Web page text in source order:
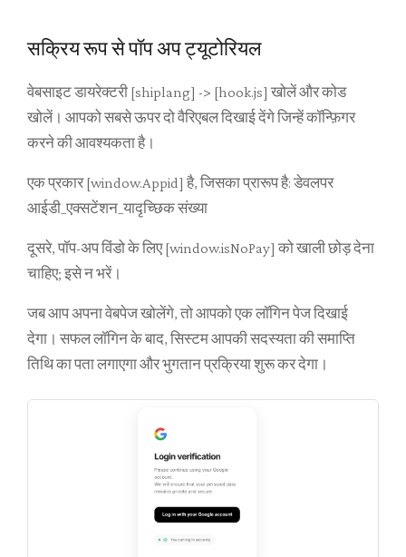
सक्रिय रूप से पॉप अप ट्यूटोरियल
वेबसाइट डायरेक्टरी [shiplang] -> [hook.js] खोलें और कोड
खोलें। आपको सबसे ऊपर दो वैरिएबल दिखाई देंगे जिन्हें कॉन्फ़िगर
करने की आवश्यकता है।
एक प्रकार [window.Appid] है, जिसका प्रारूप है: डेवलपर
आईडी_एक्सटेंशन_यादृच्छिक संख्या
दूसरे, पॉप-अप विंडो के लिए [window.isNoPay] को खाली छोड़ देना
चाहिए; इसे न भरें।
जब आप अपना वेबपेज खोलेंगे, तो आपको एक लॉगिन पेज दिखाई
देगा। सफल लॉगिन के बाद, सिस्टम आपकी सदस्यता की समाप्ति
तिथि का पता लगाएगा और भुगतान प्रक्रिया शुरू कर देगा।